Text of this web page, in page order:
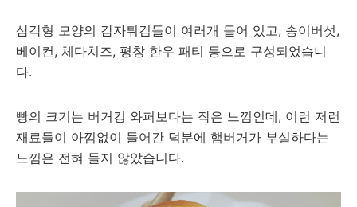
삼각형 모양의 감자튀김들이 여러개 들어 있고, 송이버섯,
베이컨, 체다치즈, 평창 한우 패티 등으로 구성되었습니
다.
빵의 크기는 버거킹 와퍼보다는 작은 느낌인데, 이런 저런
재료들이 아낌없이 들어간 덕분에 햄버거가 부실하다는
느낌은 전혀 들지 않았습니다.